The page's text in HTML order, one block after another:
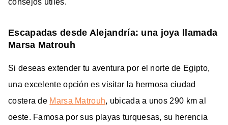
consejos útiles.
Escapadas desde Alejandría: una joya llamada
Marsa Matrouh
Si deseas extender tu aventura por el norte de Egipto,
una excelente opción es visitar la hermosa ciudad
costera de Marsa Matrouh, ubicada a unos 290 km al
oeste. Famosa por sus playas turquesas, su herencia